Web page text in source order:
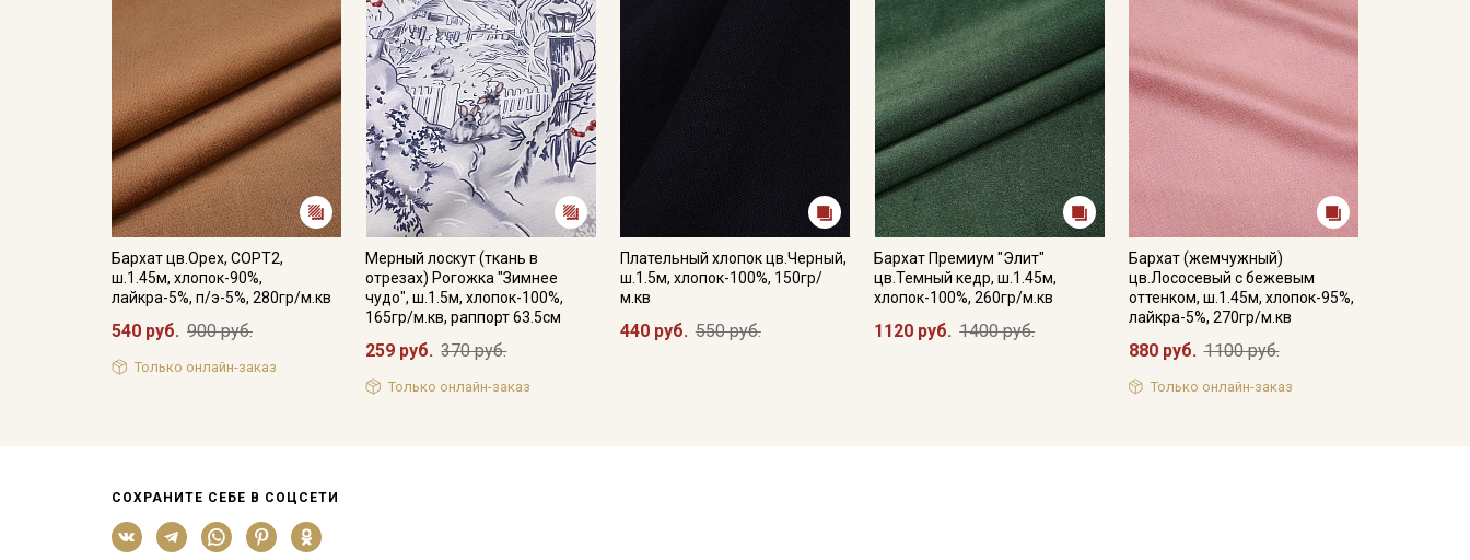
Бархат цв.Орех, СОРТ2,
ш.1.45м, хлопок-90%,
лайкра-5%, п/э-5%, 280гр/м.кв
540 руб. 900 руб.
Только онлайн-заказ
Мерный лоскут (ткань в
отрезах) Рогожка "Зимнее
чудо", ш.1.5м, хлопок-100%,
165гр/м.кв, раппорт 63.5см
259 руб. 370 руб.
Только онлайн-заказ
Плательный хлопок цв.Черный,
ш.1.5м, хлопок-100%, 150гр/
м.кв
440 руб. 550 руб.
Бархат Премиум "Элит"
цв.Темный кедр, ш.1.45м,
хлопок-100%, 260гр/м.кв
1120 руб. 1400 руб.
Бархат (жемчужный)
цв.Лососевый с бежевым
оттенком, ш.1.45м, хлопок-95%,
лайкра-5%, 270гр/м.кв
880 руб. 1100 руб.
Только онлайн-заказ
СОХРАНИТЕ СЕБЕ В СОЦСЕТИ